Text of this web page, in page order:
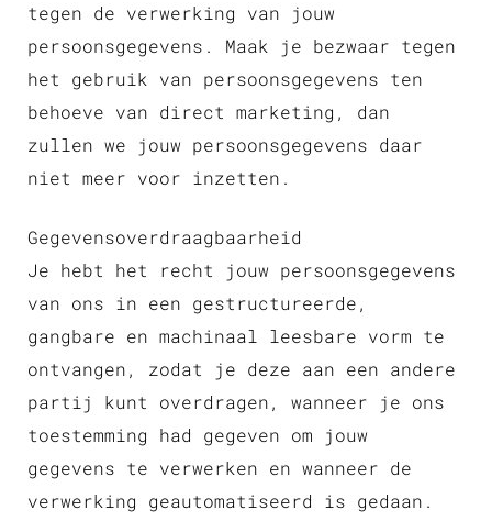
tegen de verwerking van jouw
persoonsgegevens. Maak je bezwaar tegen
het gebruik van persoonsgegevens ten
behoeve van direct marketing, dan
zullen we jouw persoonsgegevens daar
niet meer voor inzetten.
Gegevensoverdraagbaarheid
Je hebt het recht jouw persoonsgegevens
van ons in een gestructureerde,
gangbare en machinaal leesbare vorm te
ontvangen, zodat je deze aan een andere
partij kunt overdragen, wanneer je ons
toestemming had gegeven om jouw
gegevens te verwerken en wanneer de
verwerking geautomatiseerd is gedaan.